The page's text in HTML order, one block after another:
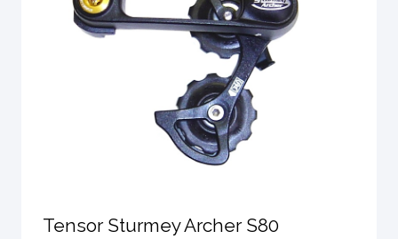
Tensor Sturmey Archer S80